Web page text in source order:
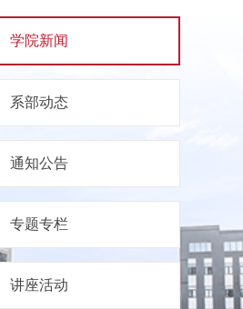
学院新闻
系部动态
通知公告
专题专栏
讲座活动